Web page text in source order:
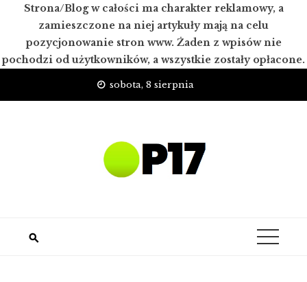
Strona/Blog w całości ma charakter reklamowy, a
zamieszczone na niej artykuły mają na celu
pozycjonowanie stron www. Żaden z wpisów nie
pochodzi od użytkowników, a wszystkie zostały opłacone.
sobota, 8 sierpnia